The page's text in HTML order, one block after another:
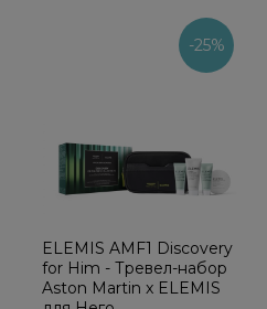
-25%
ELEMIS AMF1 Discovery
for Him - Тревел-набор
Aston Martin x ELEMIS